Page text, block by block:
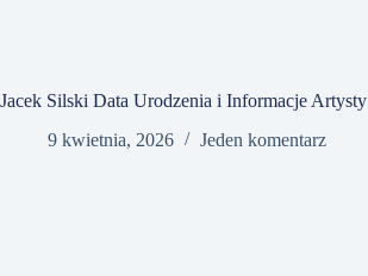
Jacek Silski Data Urodzenia i Informacje Artysty
9 kwietnia, 2026
Jeden komentarz